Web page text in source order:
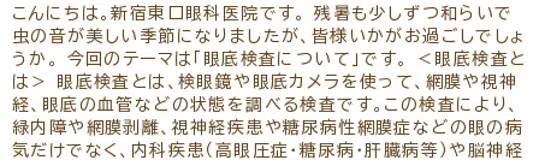
当院へのアクセス
メールマガジン
よくある質問
診療報酬に関する院内掲示
リンク
リクルート
パンフレットのダウンロード
学校近視について
コンタクトレンズの種類と特徴
しばらく眼科受診していない
方へ
初めてコンタクトレンズを使う
方へ
コンタクトレンズトラブル
こんにちは。新宿東口眼科医院です。 残暑も少しずつ和らいで
虫の音が美しい季節になりましたが、皆様いかがお過ごしでしょ
うか。 今回のテーマは「眼底検査について」です。 ＜眼底検査と
は＞ 眼底検査とは、検眼鏡や眼底カメラを使って、網膜や視神
経、眼底の血管などの状態を調べる検査です。この検査により、
緑内障や網膜剥離、視神経疾患や糖尿病性網膜症などの眼の病
気だけでなく、内科疾患（高眼圧症・糖尿病・肝臓病等）や脳神経